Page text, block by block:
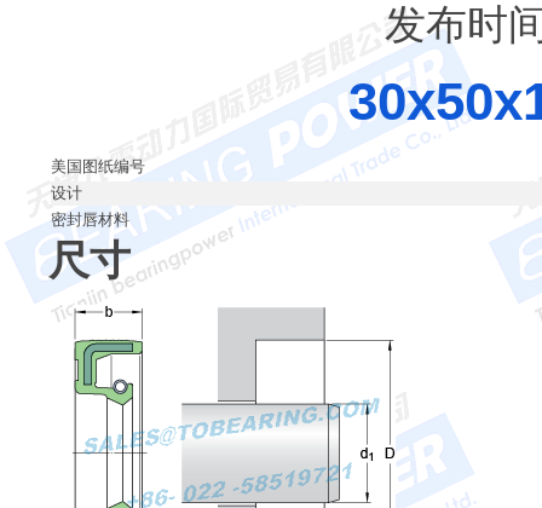
发布时
美国图纸编号
设计
密封唇材料
尺寸